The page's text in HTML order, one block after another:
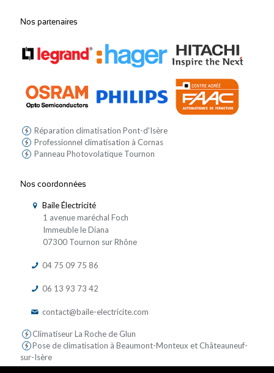
Nos partenaires
Réparation climatisation Pont-d'Isère
Professionnel climatisation à Cornas
Panneau Photovolatïque Tournon
Nos coordonnées
Baile Électricité
1 avenue maréchal Foch
Immeuble le Diana
07300 Tournon sur Rhône
04 75 09 75 86
06 13 93 73 42
contact@baile-electricite.com
Climatiseur La Roche de Glun
Pose de climatisation à Beaumont-Monteux et Châteauneuf-
sur-Isère